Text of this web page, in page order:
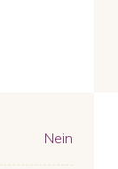
Nein